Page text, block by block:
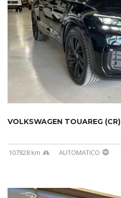
107828 km AUTOMATICO